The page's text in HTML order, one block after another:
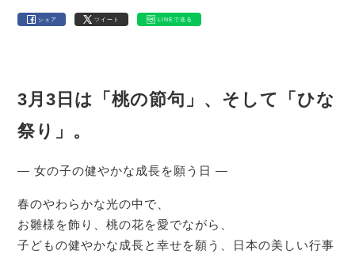
シェア ツイート LINEで送る
3月3日は「桃の節句」、そして「ひな
祭り」。
— 女の子の健やかな成長を願う日 —
春のやわらかな光の中で、
お雛様を飾り、桃の花を愛でながら、
子どもの健やかな成長と幸せを願う、日本の美しい行事